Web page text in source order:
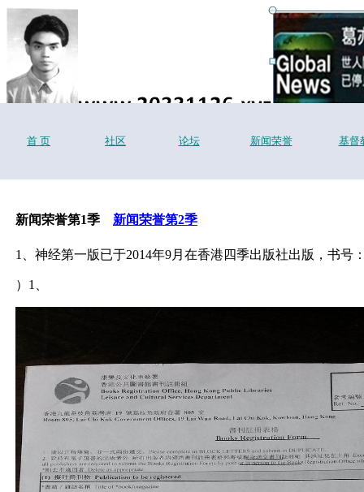
首 页 社区 论坛 新闻荣誉 基督
新闻荣誉第1季 新闻荣誉第2季
1、神经第一版已于2014年9月在香港四季出版社出版，书
）1、